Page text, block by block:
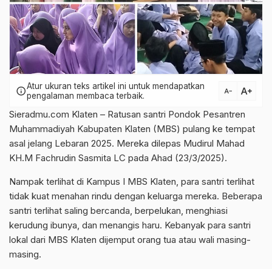
infoAtur ukuran teks artikel ini untuk mendapatkan
pengalaman membaca terbaik.
text_decrease text_increase
Sieradmu.com Klaten – Ratusan santri Pondok Pesantren
Muhammadiyah Kabupaten Klaten (MBS) pulang ke tempat
asal jelang Lebaran 2025. Mereka dilepas Mudirul Mahad
KH.M Fachrudin Sasmita LC pada Ahad (23/3/2025).
Nampak terlihat di Kampus I MBS Klaten, para santri terlihat
tidak kuat menahan rindu dengan keluarga mereka. Beberapa
santri terlihat saling bercanda, berpelukan, menghiasi
kerudung ibunya, dan menangis haru. Kebanyak para santri
lokal dari MBS Klaten dijemput orang tua atau wali masing-
masing.